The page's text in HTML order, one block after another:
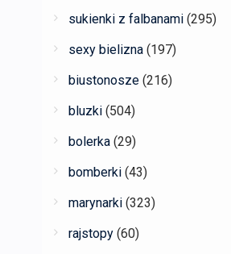
sukienki z falbanami (295)
sexy bielizna (197)
biustonosze (216)
bluzki (504)
bolerka (29)
bomberki (43)
marynarki (323)
rajstopy (60)